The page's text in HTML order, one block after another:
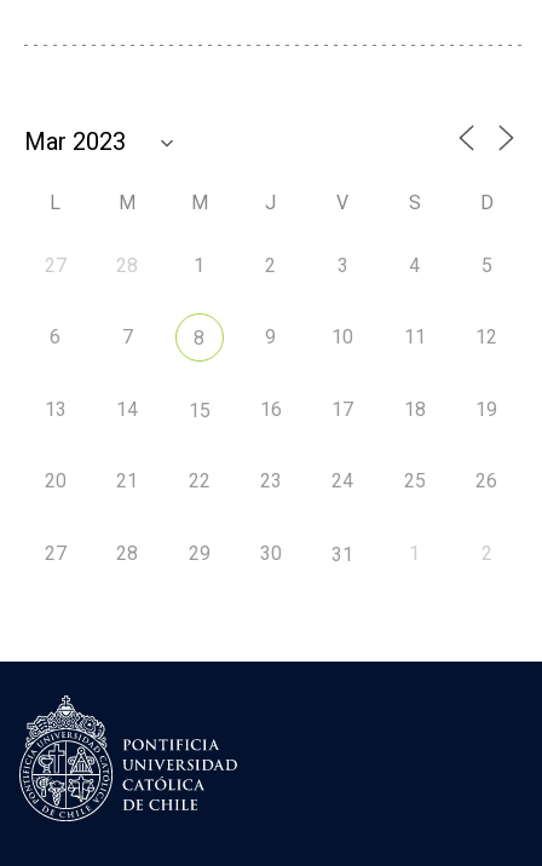
L M M J V S D
27 28 1 2 3 4 5
6 7 8 9 10 11 12
13 14 15 16 17 18 19
20 21 22 23 24 25 26
27 28 29 30 31 1 2